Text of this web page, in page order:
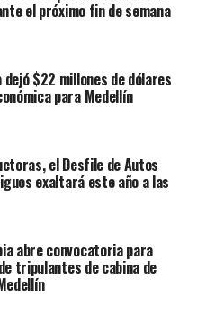
el próximo fin de semana
dejó $22 millones de dólares
para Medellín
el Desfile de Autos
exaltará este año a las
abre convocatoria para
tripulantes de cabina de